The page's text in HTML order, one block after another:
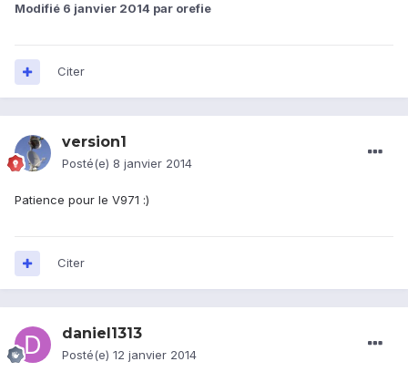
Modifié 6 janvier 2014 par orefie
Citer
version1
Posté(e) 8 janvier 2014
Patience pour le V971 :)
Citer
daniel1313
Posté(e) 12 janvier 2014